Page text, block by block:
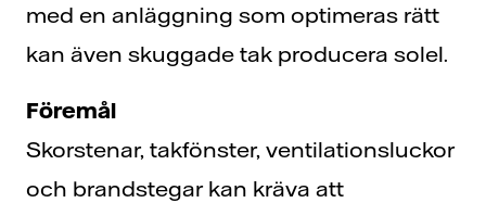
med en anläggning som optimeras rätt
kan även skuggade tak producera solel.
Föremål
Skorstenar, takfönster, ventilationsluckor
och brandstegar kan kräva att